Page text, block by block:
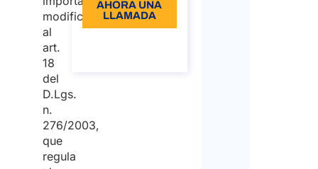
modificaciones
al
art.
18
del
D.Lgs.
n.
276/2003,
que
regula
AHORA UNA
LLAMADA